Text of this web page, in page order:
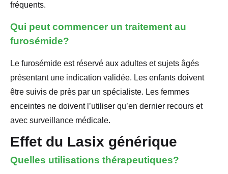
fréquents.
Qui peut commencer un traitement au
furosémide?
Le furosémide est réservé aux adultes et sujets âgés
présentant une indication validée. Les enfants doivent
être suivis de près par un spécialiste. Les femmes
enceintes ne doivent l’utiliser qu’en dernier recours et
avec surveillance médicale.
Effet du Lasix générique
Quelles utilisations thérapeutiques?